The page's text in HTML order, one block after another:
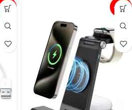
15%-
15%-